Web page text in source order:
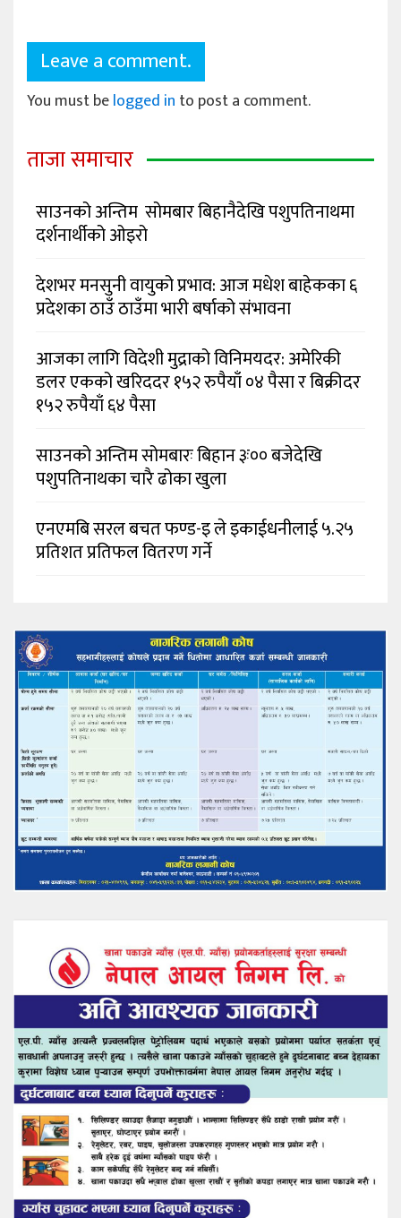
Leave a comment.
You must belogged in to post a comment.
ताजा समाचार
साउनको अन्तिम सोमबार बिहानैदेखि पशुपतिनाथमा
दर्शनार्थीको ओइरो
देशभर मनसुनी वायुको प्रभाव: आज मधेश बाहेकका ६
प्रदेशका ठाउँ ठाउँमा भारी बर्षाको संभावना
आजका लागि विदेशी मुद्राको विनिमयदर: अमेरिकी
डलर एकको खरिददर १५२ रुपैयाँ ०४ पैसा र बिक्रीदर
१५२ रुपैयाँ ६४ पैसा
साउनको अन्तिम सोमबारः बिहान ३ः०० बजेदेखि
पशुपतिनाथका चारै ढोका खुला
एनएमबि सरल बचत फण्ड-इ ले इकाईधनीलाई ५.२५
प्रतिशत प्रतिफल वितरण गर्ने